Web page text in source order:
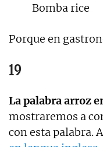
Bomba rice
Porque en
19
La palabra arroz
mostraremos a
con esta palabra.